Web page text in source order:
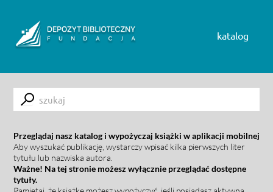
katalog
Submit
Przeglądaj nasz katalog i wypożyczaj książki w aplikacji mobilnej
Aby wyszukać publikację, wystarczy wpisać kilka pierwszych liter
tytułu lub nazwiska autora.
Ważne! Na tej stronie możesz wyłącznie przeglądać dostępne
tytuły.